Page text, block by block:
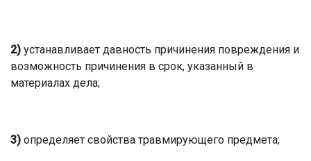
2) устанавливает давность причинения повреждения и
возможность причинения в срок, указанный в
материалах дела;
3) определяет свойства травмирующего предмета;